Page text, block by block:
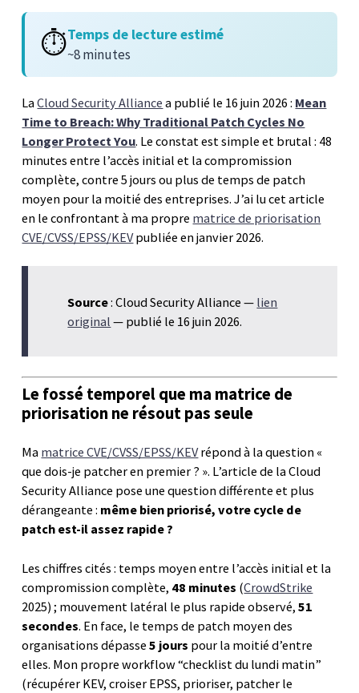
⏱️Temps de lecture estimé
~8 minutes
LaCloud Security Alliance a publié le 16 juin 2026 : Mean
Time to Breach: Why Traditional Patch Cycles No
Longer Protect You. Le constat est simple et brutal : 48
minutes entre l’accès initial et la compromission
complète, contre 5 jours ou plus de temps de patch
moyen pour la moitié des entreprises. J’ai lu cet article
en le confrontant à ma propre matrice de priorisation
CVE/CVSS/EPSS/KEVpubliée en janvier 2026.
Source: Cloud Security Alliance — lien
original — publié le 16 juin 2026.
Le fossé temporel que ma matrice de
priorisation ne résout pas seule
Ma matrice CVE/CVSS/EPSS/KEVrépond à la question «
que dois-je patcher en premier ? ». L’article de la Cloud
Security Alliance pose une question différente et plus
dérangeante : même bien priorisé, votre cycle de
patch est-il assez rapide ?
Les chiffres cités : temps moyen entre l’accès initial et la
compromission complète, 48 minutes (CrowdStrike
2025) ; mouvement latéral le plus rapide observé,51
secondes. En face, le temps de patch moyen des
organisations dépasse5 jours pour la moitié d’entre
elles. Mon propre workflow “checklist du lundi matin”
(récupérer KEV, croiser EPSS, prioriser, patcher le